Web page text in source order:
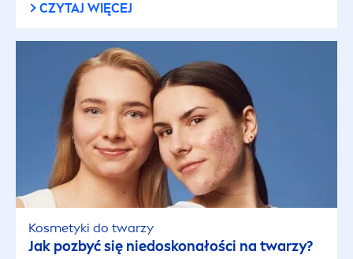
CZYTAJ WIĘCEJ
Kosmetyki do twarzy
Jak pozbyć się niedoskonałości na twarzy?